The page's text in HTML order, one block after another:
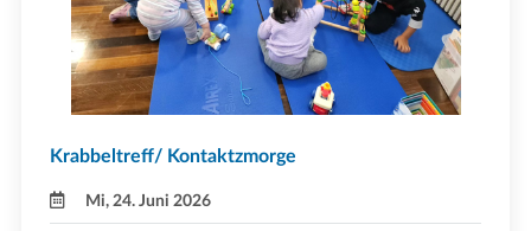
Krabbeltreff/ Kontaktzmorge
Mi, 24. Juni 2026